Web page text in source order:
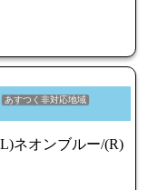
あすつく非対応地域
ネオンブルー/(R)